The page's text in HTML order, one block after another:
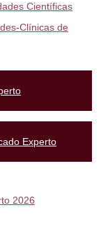
Científicas
Clínicas de
Experto
2026